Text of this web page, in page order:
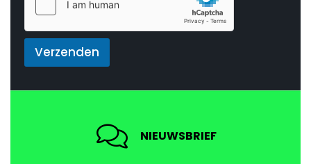
Verzenden
NIEUWSBRIEF